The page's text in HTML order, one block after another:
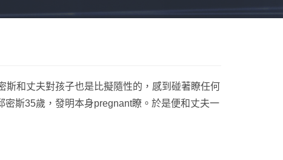
斯和丈夫對孩子也是比擬隨性的，感到碰著瞭任何
斯35歲，發明本身pregnant瞭。於是便和丈夫一